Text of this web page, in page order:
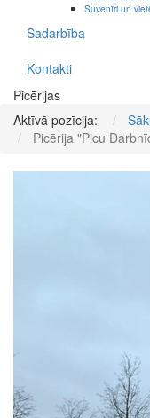
Suvenīri un
Sadarbība
Kontakti
Picērijas
Aktīvā pozīcija:
Picērija "Picu